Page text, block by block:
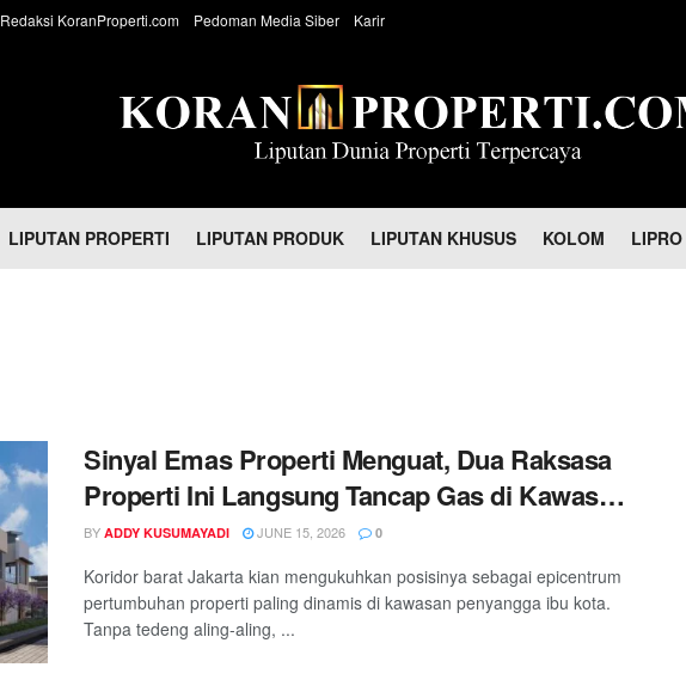
Redaksi KoranProperti.com Pedoman Media Siber Karir
LIPUTAN PROPERTI LIPUTAN PRODUK LIPUTAN KHUSUS KOLOM
Sinyal Emas Properti Menguat, Dua Raksasa
Properti Ini Langsung Tancap Gas di Kawasan
Barat Jakarta
BY ADDY KUSUMAYADI JUNE 15, 2026 0
Koridor barat Jakarta kian mengukuhkan posisinya sebagai epicentrum
pertumbuhan properti paling dinamis di kawasan penyangga ibu kota.
Tanpa tedeng aling-aling, ...